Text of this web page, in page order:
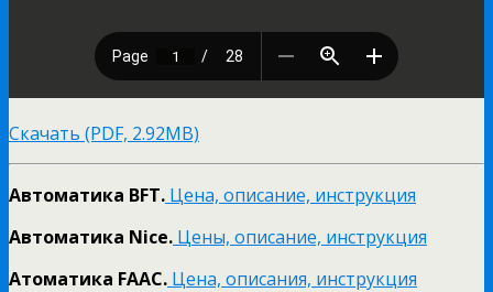
Скачать (PDF, 2.92MB)
Автоматика BFT. Цена, описание, инструкция
Автоматика Nice. Цены, описание, инструкция
Атоматика FAAC. Цена, описания, инструкция